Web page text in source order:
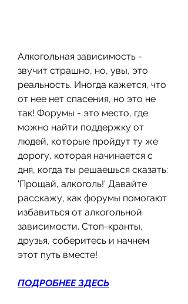
Алкогольная зависимость -
звучит страшно, но, увы, это
реальность. Иногда кажется, что
от нее нет спасения, но это не
так! Форумы - это место, где
можно найти поддержку от
людей, которые пройдут ту же
дорогу, которая начинается с
дня, когда ты решаешься сказать:
'Прощай, алкоголь!' Давайте
расскажу, как форумы помогают
избавиться от алкогольной
зависимости. Стоп-кранты,
друзья, соберитесь и начнем
этот путь вместе!
ПОДРОБНЕЕ ЗДЕСЬ